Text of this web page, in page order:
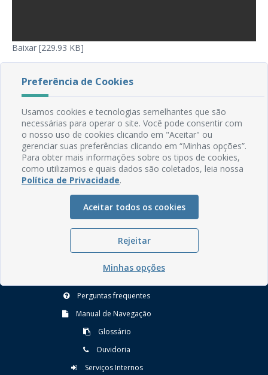
Baixar [229.93 KB]
CEP: 58.280-000 - Mamanguape/PB
Email: comunicacao@mamanguape.pb.gov.br
Expediente: Segunda à Sexta, das 08h às 13h
Perguntas frequentes
Manual de Navegação
Glossário
Ouvidoria
Serviços Internos
Preferência de Cookies
Usamos cookies e tecnologias semelhantes que são
necessárias para operar o site. Você pode consentir com
o nosso uso de cookies clicando em "Aceitar" ou
gerenciar suas preferências clicando em “Minhas opções”.
Para obter mais informações sobre os tipos de cookies,
como utilizamos e quais dados são coletados, leia nossa
Política de Privacidade.
Aceitar todos os cookies
Rejeitar
Minhas opções